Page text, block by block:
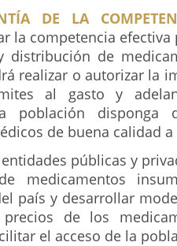
DE LA
la competencia
distribución de
realizar o autorizar la
al gasto y
población disponga
de buena calidad
públicas y
medicamentos
país y desarrollar
de los
el acceso de la